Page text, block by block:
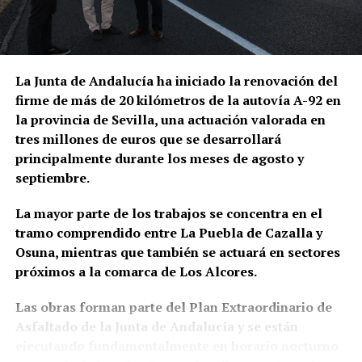
cuentas bancarias vinculadas a la investigación y
solicitar judicialmente el embargo de once
inmuebles. En domicilios relacionados con uno de
los principales investigados fueron intervenidos
además 66.000 euros en efectivo, junto con relojes
de lujo, dispositivos electrónicos y abundante
documentación.
Las pesquisas patrimoniales apuntan también a que
parte de los beneficios obtenidos presuntamente
mediante el fraude habría sido desviada hacia una
sociedad patrimonial, utilizada para canalizar el
dinero y mantener inmuebles relacionados con
algunos de los principales investigados. Es
precisamente esta parte del entramado la que
fundamenta la investigación paralela por supuesto
blanqueo de capitales.
La Junta de Andalucía ha iniciado la renovación del
firme de más de 20 kilómetros de la autovía A-92 en
la provincia de Sevilla, una actuación valorada en
tres millones de euros que se desarrollará
principalmente durante los meses de agosto y
septiembre.
La mayor parte de los trabajos se concentra en el
tramo comprendido entre La Puebla de Cazalla y
Osuna, mientras que también se actuará en sectores
próximos a la comarca de Los Alcores.
Las obras forman parte del Plan Extraordinario de
Asfaltado de la Junta de Andalucía y se están